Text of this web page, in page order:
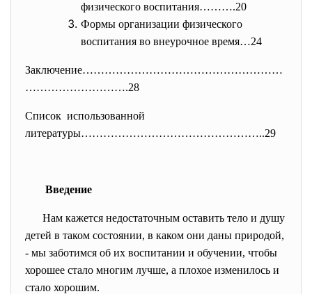
физического воспитания……….20
Формы организации физического
воспитания во внеурочное время…24
Заключение………………………………………………
……………………….28
Список использованной
литературы…………………………………………..29
Введение
Нам кажется недостаточным оставить тело и душу
детей в таком состоянии, в каком они даны природой,
- мы заботимся об их воспитании и обучении, чтобы
хорошее стало многим лучше, а плохое изменилось и
стало хорошим.